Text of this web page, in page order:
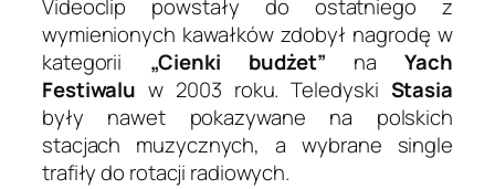
Videoclip powstały do ostatniego z
wymienionych kawałków zdobył nagrodę w
kategorii „Cienki budżet” naYach
Festiwalu w 2003 roku. Teledyski Stasia
były nawet pokazywane na polskich
stacjach muzycznych, a wybrane single
trafiły do rotacji radiowych.